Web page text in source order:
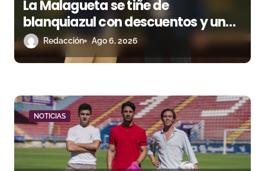
La Malagueta se tiñe de
blanquiazul con descuentos y una
corrida homenaje al Málaga CF
Redacción Ago 6, 2026
NOTICIAS